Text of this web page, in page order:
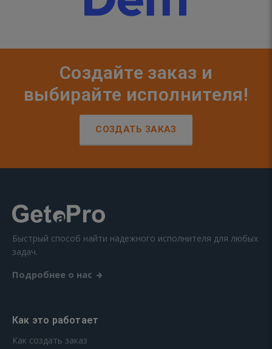
Создайте заказ и
выбирайте исполнителя!
СОЗДАТЬ ЗАКАЗ
Быстрый способ найти надежного исполнителя для любых
задач.
Подробнее о нас
Как это работает
Как создать заказ